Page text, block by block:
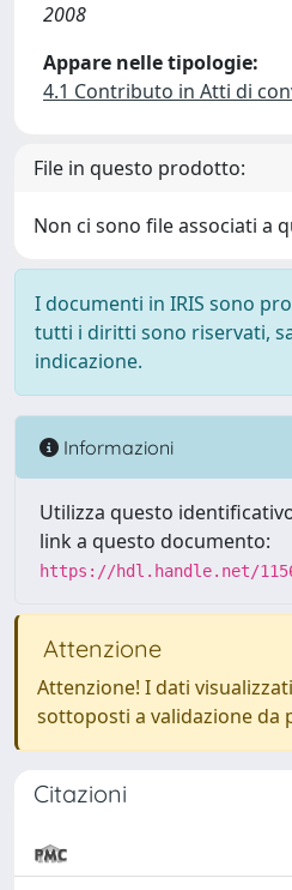
2008
Appare nelle tipologie:
4.1 Contributo in Atti di
File in questo prodotto:
Non ci sono file associati a
I documenti in IRIS sono
tutti i diritti sono riservati,
indicazione.
Informazioni
Utilizza questo
link a questo documento:
https://hdl.handle.net/
Attenzione
Attenzione! I dati
sottoposti a validazione da
Citazioni